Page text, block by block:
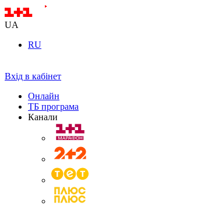
UA
RU
Вхід в кабінет
Онлайн
ТБ програма
Канали